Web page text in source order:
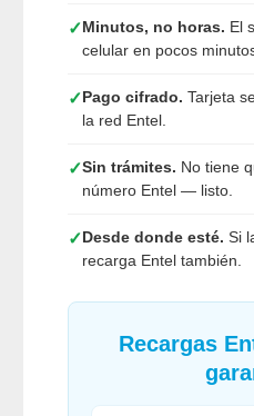
✓Minutos, no horas. El
celular en pocos
✓Pago cifrado. Tarjeta
la red Entel.
✓Sin trámites. No tiene
número Entel — listo.
✓Desde donde esté. Si
recarga Entel también.
Recargas